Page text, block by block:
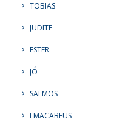
TOBIAS
JUDITE
ESTER
JÓ
SALMOS
I MACABEUS